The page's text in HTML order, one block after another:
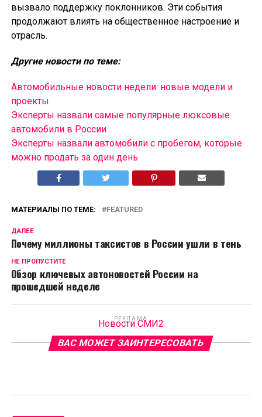
вызвало поддержку поклонников. Эти события
продолжают влиять на общественное настроение и
отрасль.
Другие новости по теме:
Автомобильные новости недели: новые модели и
проекты
Эксперты назвали самые популярные люксовые
автомобили в России
Эксперты назвали автомобили с пробегом, которые
можно продать за один день
МАТЕРИАЛЫ ПО ТЕМЕ: FEATURED
ДАЛЕЕ
Почему миллионы таксистов в России ушли в тень
НЕ ПРОПУСТИТЕ
Обзор ключевых автоновостей России на
прошедшей неделе
РЕКЛАМА
Новости СМИ2
ВАС МОЖЕТ ЗАИНТЕРЕСОВАТЬ